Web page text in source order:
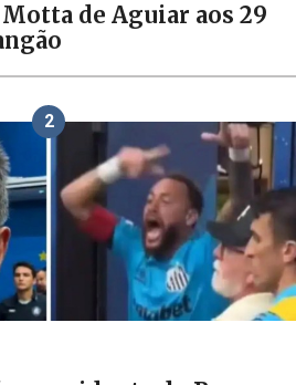
de Aguiar aos 29
2